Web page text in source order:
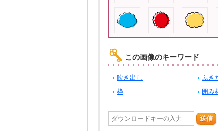
この画像のキーワード
吹き出し ふき
枠
囲み
送信